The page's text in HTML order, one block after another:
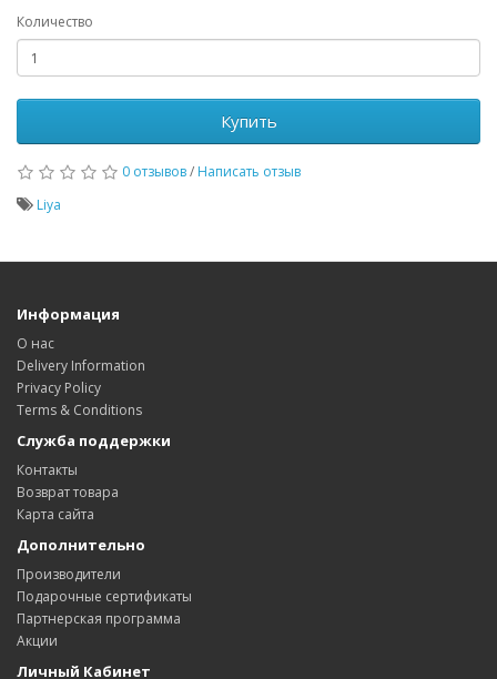
Количество
Купить
0 отзывов/ Написать отзыв
Liya
Информация
О нас
Delivery Information
Privacy Policy
Terms & Conditions
Служба поддержки
Контакты
Возврат товара
Карта сайта
Дополнительно
Производители
Подарочные сертификаты
Партнерская программа
Акции
Личный Кабинет